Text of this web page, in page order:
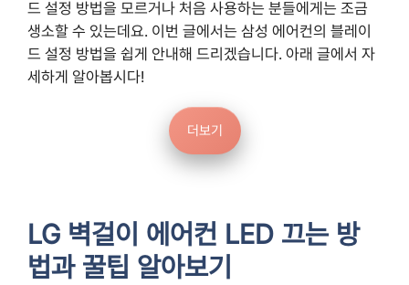
드 설정 방법을 모르거나 처음 사용하는 분들에게는 조금
생소할 수 있는데요. 이번 글에서는 삼성 에어컨의 블레이
드 설정 방법을 쉽게 안내해 드리겠습니다. 아래 글에서 자
세하게 알아봅시다!
더보기
LG 벽걸이 에어컨 LED 끄는 방
법과 꿀팁 알아보기